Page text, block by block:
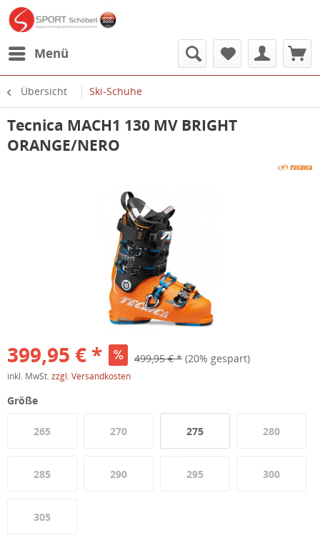
Menü
Übersicht Ski-Schuhe
Tecnica MACH1 130 MV BRIGHT
ORANGE/NERO
399,95 € * 499,95 € * (20% gespart)
inkl. MwSt. zzgl. Versandkosten
Größe
265 270 275 280
285 290 295 300
305